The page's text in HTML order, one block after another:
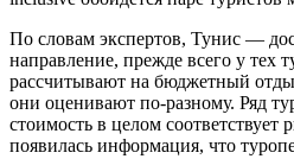
По словам экспертов, Тунис —
направление, прежде всего у тех
рассчитывают на бюджетный
они оценивают по-разному. Ряд
стоимость в целом
появилась информация, что